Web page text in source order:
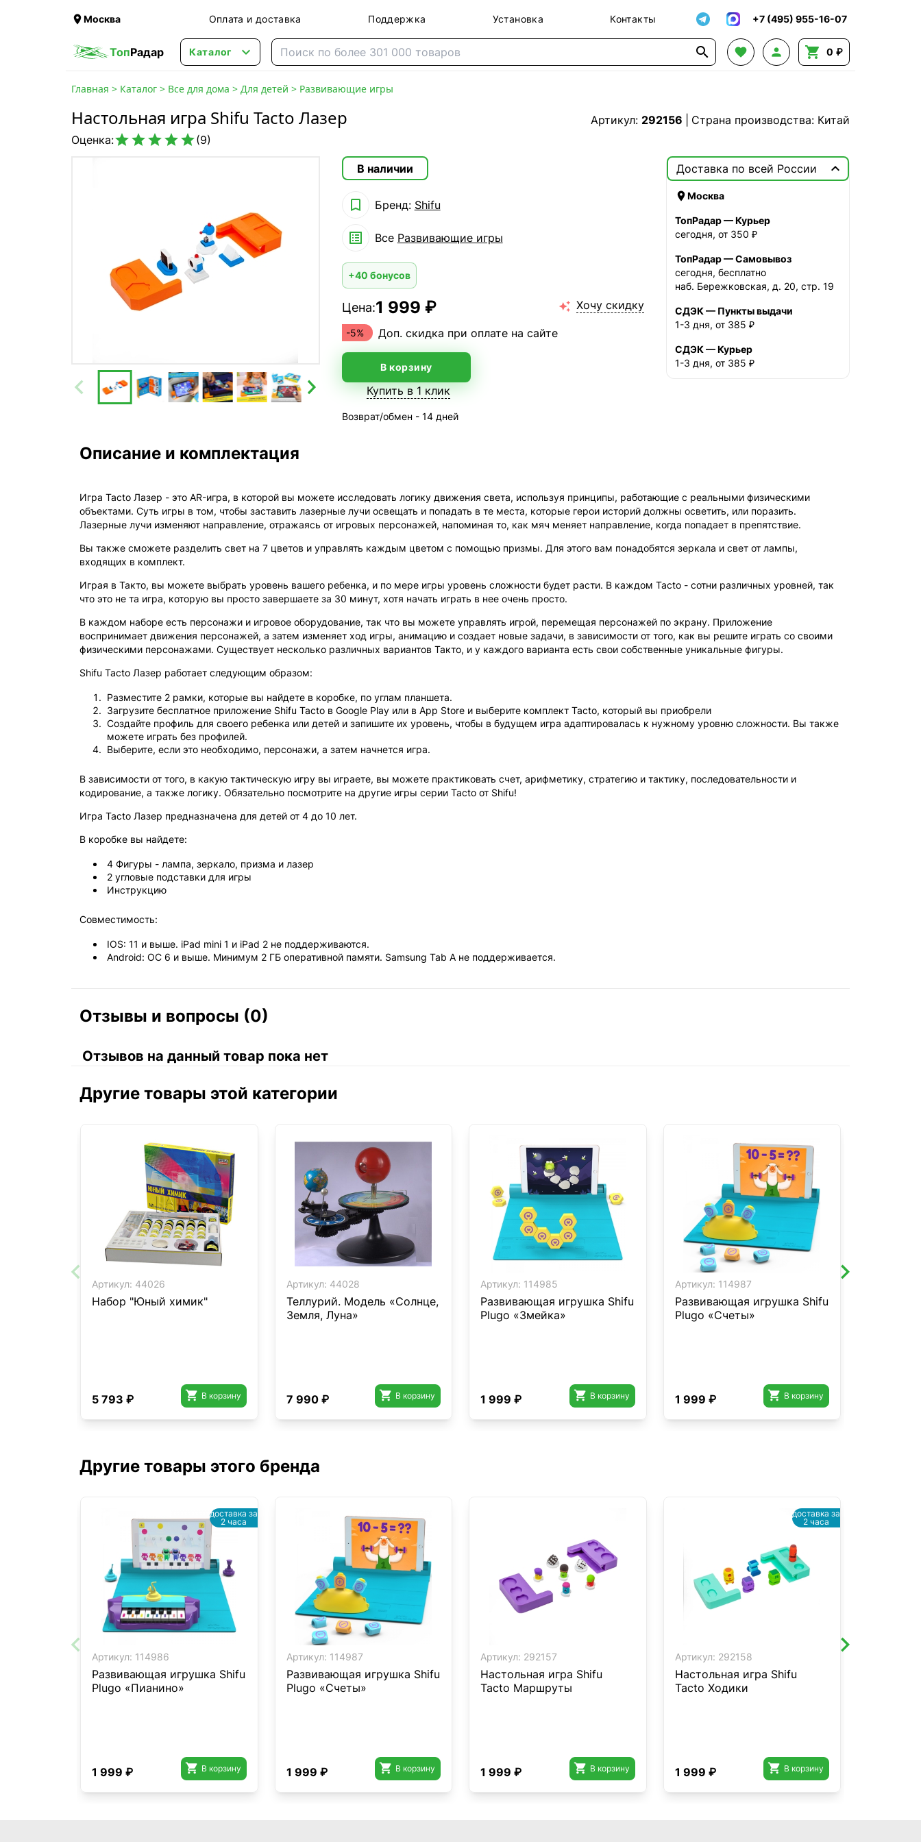
Москва Оплата и доставка Поддержка Установка Контакты +7 (495) 955-16-07
ТопРадар Каталог      0 ₽
Главная > Каталог > Все для дома > Для детей > Развивающие игры
Настольная игра Shifu Tacto Лазер Артикул: 292156
Страна производства: Китай
Оценка:(9)
В наличии
 Бренд: Shifu
 Все Развивающие игры
+40 бонусов
Цена:1 999 ₽  Хочу скидку
-5% Доп. скидка при оплате на сайте
В корзину
Купить в 1 клик
Возврат/обмен - 14 дней
Доставка по всей России 
Москва
ТопРадар — Курьер
сегодня, от 350 ₽
ТопРадар — Самовывоз
сегодня, бесплатно
наб. Бережковская, д. 20, стр. 19
СДЭК — Пункты выдачи
1-3 дня, от 385 ₽
СДЭК — Курьер
1-3 дня, от 385 ₽
Описание и комплектация
Игра Tacto Лазер - это AR-игра, в которой вы можете исследовать логику движения света, используя принципы, работающие с реальными физическими
объектами. Суть игры в том, чтобы заставить лазерные лучи освещать и попадать в те места, которые герои историй должны осветить, или поразить.
Лазерные лучи изменяют направление, отражаясь от игровых персонажей, напоминая то, как мяч меняет направление, когда попадает в препятствие.
Вы также сможете разделить свет на 7 цветов и управлять каждым цветом с помощью призмы. Для этого вам понадобятся зеркала и свет от лампы,
входящих в комплект.
Играя в Такто, вы можете выбрать уровень вашего ребенка, и по мере игры уровень сложности будет расти. В каждом Tacto - сотни различных уровней, так
что это не та игра, которую вы просто завершаете за 30 минут, хотя начать играть в нее очень просто.
В каждом наборе есть персонажи и игровое оборудование, так что вы можете управлять игрой, перемещая персонажей по экрану. Приложение
воспринимает движения персонажей, а затем изменяет ход игры, анимацию и создает новые задачи, в зависимости от того, как вы решите играть со своими
физическими персонажами. Существует несколько различных вариантов Такто, и у каждого варианта есть свои собственные уникальные фигуры.
Shifu Tacto Лазер работает следующим образом:
Разместите 2 рамки, которые вы найдете в коробке, по углам планшета.
Загрузите бесплатное приложение Shifu Tacto в Google Play или в App Store и выберите комплект Tacto, который вы приобрели
Создайте профиль для своего ребенка или детей и запишите их уровень, чтобы в будущем игра адаптировалась к нужному уровню сложности. Вы также
можете играть без профилей.
Выберите, если это необходимо, персонажи, а затем начнется игра.
В зависимости от того, в какую тактическую игру вы играете, вы можете практиковать счет, арифметику, стратегию и тактику, последовательности и
кодирование, а также логику. Обязательно посмотрите на другие игры серии Tacto от Shifu!
Игра Tacto Лазер предназначена для детей от 4 до 10 лет.
В коробке вы найдете:
4 Фигуры - лампа, зеркало, призма и лазер
2 угловые подставки для игры
Инструкцию
Совместимость:
IOS: 11 и выше. iPad mini 1 и iPad 2 не поддерживаются.
Android: ОС 6 и выше. Минимум 2 ГБ оперативной памяти. Samsung Tab A не поддерживается.
Отзывы и вопросы (0)
Отзывов на данный товар пока нет
Другие товары этой категории
Артикул: 44026
Набор "Юный химик"
5 793 ₽  В корзину
Артикул: 44028
Теллурий. Модель «Солнце,
Земля, Луна»
7 990 ₽  В корзину
Артикул: 114985
Развивающая игрушка Shifu
Plugo «Змейка»
1 999 ₽  В корзину
Артикул: 114987
Развивающая игрушка Shifu
Plugo «Счеты»
1 999 ₽  В корзину
Другие товары этого бренда
Артикул: 114986
Развивающая игрушка Shifu
Plugo «Пианино»
1 999 ₽  В корзину
доставка за
2 часа
Артикул: 114987
Развивающая игрушка Shifu
Plugo «Счеты»
1 999 ₽  В корзину
Артикул: 292157
Настольная игра Shifu
Tacto Маршруты
1 999 ₽  В корзину
Артикул: 292158
Настольная игра Shifu
Tacto Ходики
1 999 ₽  В корзину
доставка за
2 часа